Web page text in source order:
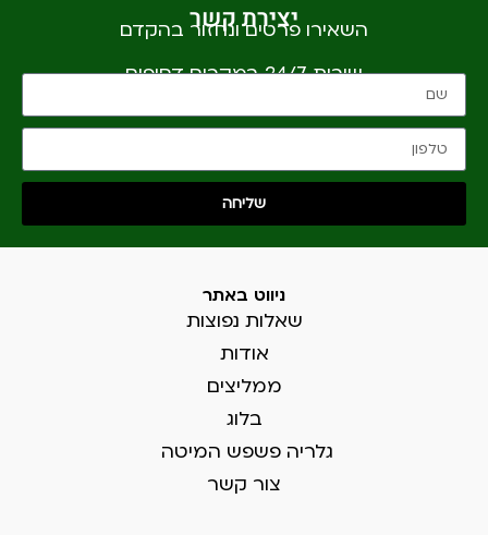
יצירת קשר
השאירו פרטים ונחזור בהקדם
שירות 24/7 במקרים דחופים
שליחה
ניווט באתר
שאלות נפוצות
אודות
ממליצים
בלוג
גלריה פשפש המיטה
צור קשר